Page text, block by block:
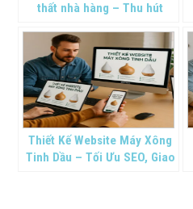
thất nhà hàng – Thu hút
Thiết Kế Website Máy Xông
Tinh Dầu – Tối Ưu SEO, Giao